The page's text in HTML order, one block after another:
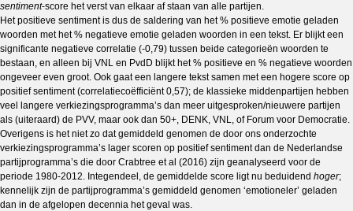
sentiment-score het verst van elkaar af staan van alle partijen.
Het positieve sentiment is dus de saldering van het % positieve emotie geladen
woorden met het % negatieve emotie geladen woorden in een tekst. Er blijkt een
significante negatieve correlatie (-0,79) tussen beide categorieën woorden te
bestaan, en alleen bij VNL en PvdD blijkt het % positieve en % negatieve woorden
ongeveer even groot. Ook gaat een langere tekst samen met een hogere score op
positief sentiment (correlatiecoëfficiënt 0,57); de klassieke middenpartijen hebben
veel langere verkiezingsprogramma’s dan meer uitgesproken/nieuwere partijen
als (uiteraard) de PVV, maar ook dan 50+, DENK, VNL, of Forum voor Democratie.
Overigens is het niet zo dat gemiddeld genomen de door ons onderzochte
verkiezingsprogramma’s lager scoren op positief sentiment dan de Nederlandse
partijprogramma’s die door Crabtree et al (2016) zijn geanalyseerd voor de
periode 1980-2012. Integendeel, de gemiddelde score ligt nu beduidend hoger;
kennelijk zijn de partijprogramma’s gemiddeld genomen ‘emotioneler’ geladen
dan in de afgelopen decennia het geval was.